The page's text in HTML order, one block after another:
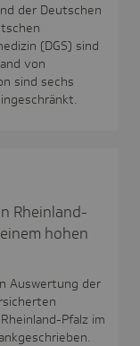
der Deutschen
(DGS) sind
von
sind sechs
Rheinland-
hohen
Auswertung der
Pfalz im